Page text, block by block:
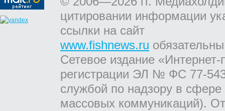
цитировании информации
ссылки на сайт
www.fishnews.ru
Сетевое издание
регистрации ЭЛ № ФС 77-
службой по надзору в
массовых коммуникаций).